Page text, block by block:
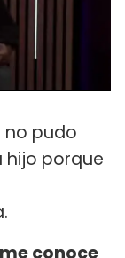
no pudo
hijo porque
conoce